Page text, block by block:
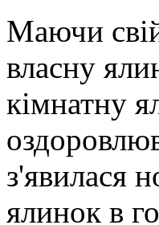
Маючи
власну
кімнатну
з'явилася
ялинок в